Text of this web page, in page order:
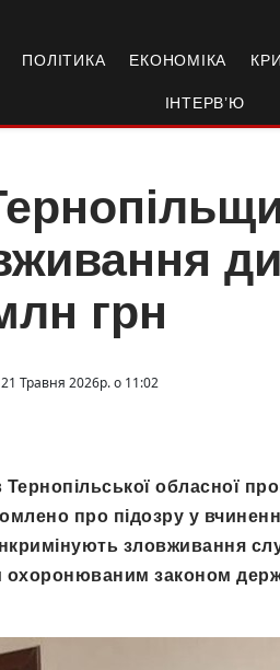
ПОЛІТИКА ЕКОНОМІКА
ІНТЕРВ’Ю
грн
Травня 2026р. о 11:02
обласної
про підозру у
зловживання
охоронюваним законом